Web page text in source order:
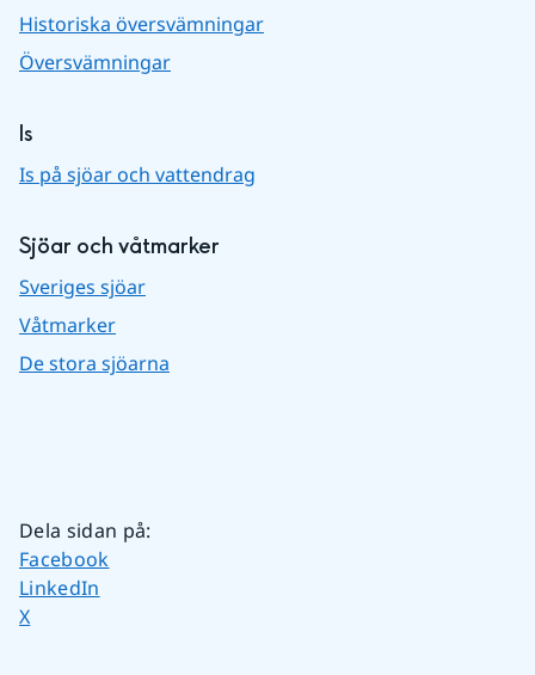
Historiska översvämningar
Översvämningar
Is
Is på sjöar och vattendrag
Sjöar och våtmarker
Sveriges sjöar
Våtmarker
De stora sjöarna
Dela sidan på:
Dela sidan på
Facebook
Dela sidan på
LinkedIn
Dela sidan på
X